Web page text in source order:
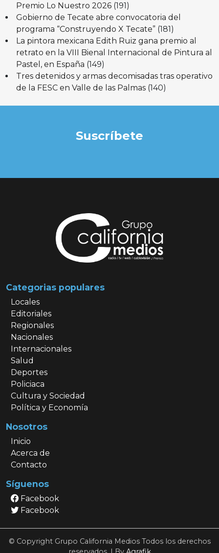
Premio Lo Nuestro 2026 (191)
Gobierno de Tecate abre convocatoria del
programa “Construyendo X Tecate” (181)
La pintora mexicana Edith Ruiz gana premio al
retrato en la VIII Bienal Internacional de Pintura al
Pastel, en España (149)
Tres detenidos y armas decomisadas tras operativo
de la FESC en Valle de las Palmas (140)
Suscríbete
Categorias populares
Locales
Editoriales
Regionales
Nacionales
Internacionales
Salud
Deportes
Policiaca
Cultura y Sociedad
Política y Economía
Nosotros
Inicio
Acerca de
Contacto
Síguenos
Facebook
Facebook
© Copyright Grupo California Medios Todos los derechos